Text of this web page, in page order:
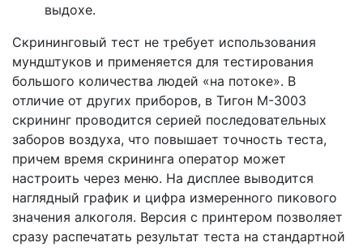
выдохе.
Скрининговый тест не требует использования
мундштуков и применяется для тестирования
большого количества людей «на потоке». В
отличие от других приборов, в Тигон M-3003
скрининг проводится серией последовательных
заборов воздуха, что повышает точность теста,
причем время скрининга оператор может
настроить через меню. На дисплее выводится
наглядный график и цифра измеренного пикового
значения алкоголя. Версия с принтером позволяет
сразу распечатать результат теста на стандартной